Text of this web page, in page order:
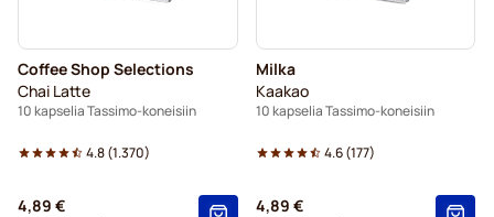
Coffee Shop Selections
Chai Latte
10 kapselia Tassimo-koneisiin
4.8(1.370)
4,89 €
Milka
Kaakao
10 kapselia Tassimo-koneisiin
4.6(177)
4,89 €